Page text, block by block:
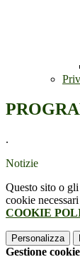
.
Notizie
Questo sito o
cookie
COOKIE
Personalizza
Gestione cookie